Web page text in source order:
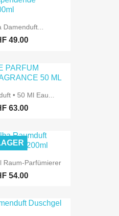
Damenduft...
49.00
• 50 Ml Eau...
63.00
Raum-Parfümierer
54.00